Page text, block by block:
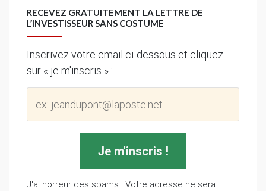
RECEVEZ GRATUITEMENT LA LETTRE DE
L’INVESTISSEUR SANS COSTUME
Inscrivez votre email ci-dessous et cliquez
sur « je m'inscris » :
J'ai horreur des spams : Votre adresse ne sera